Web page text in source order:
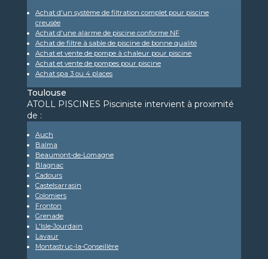
Achat d'un système de filtration complet pour piscine
creusée
Achat d'une alarme de piscine conforme NF
Achat de filtre à sable de piscine de bonne qualité
Achat et vente de pompe à chaleur pour piscine
Achat et vente de pompes pour piscine
Achat spa 3 ou 4 places
Toulouse
ATOLL PISCINES Pisciniste intervient à proximité
de :
Auch
Balma
Beaumont-de-Lomagne
Blagnac
Cadours
Castelsarrasin
Colomiers
Fronton
Grenade
L'Isle-Jourdain
Lavaur
Montastruc-la-Conseillère